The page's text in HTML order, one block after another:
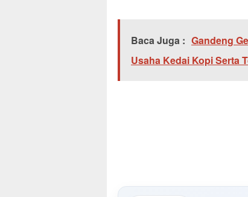
Baca Juga : Gandeng
Usaha Kedai Kopi Serta